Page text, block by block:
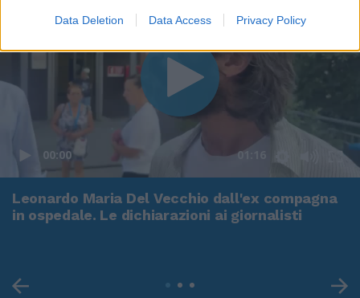
Data Deletion Data Access Privacy Policy
00:00 01:16
Leonardo Maria Del Vecchio dall'ex compagna
in ospedale. Le dichiarazioni ai giornalisti